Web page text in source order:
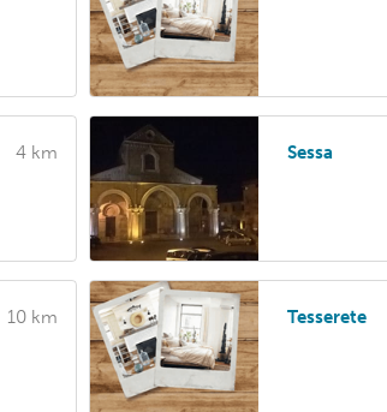
4 km Sessa
10 km Tesserete